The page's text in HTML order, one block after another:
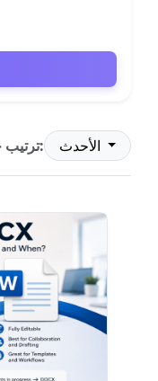
ترتيب حسب: